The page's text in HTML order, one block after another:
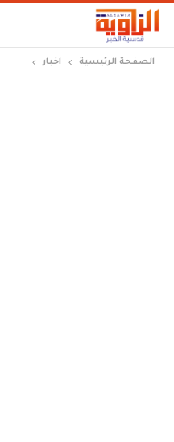
الصفحة الرئيسية اخبار